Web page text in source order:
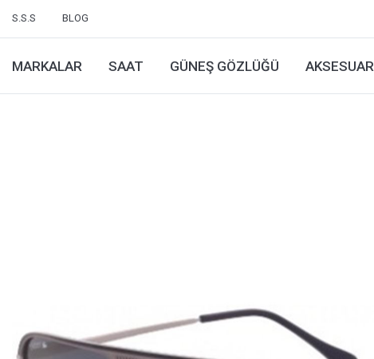
S.S.S BLOG
MARKALAR SAAT GÜNEŞ GÖZLÜĞÜ AKSESUAR